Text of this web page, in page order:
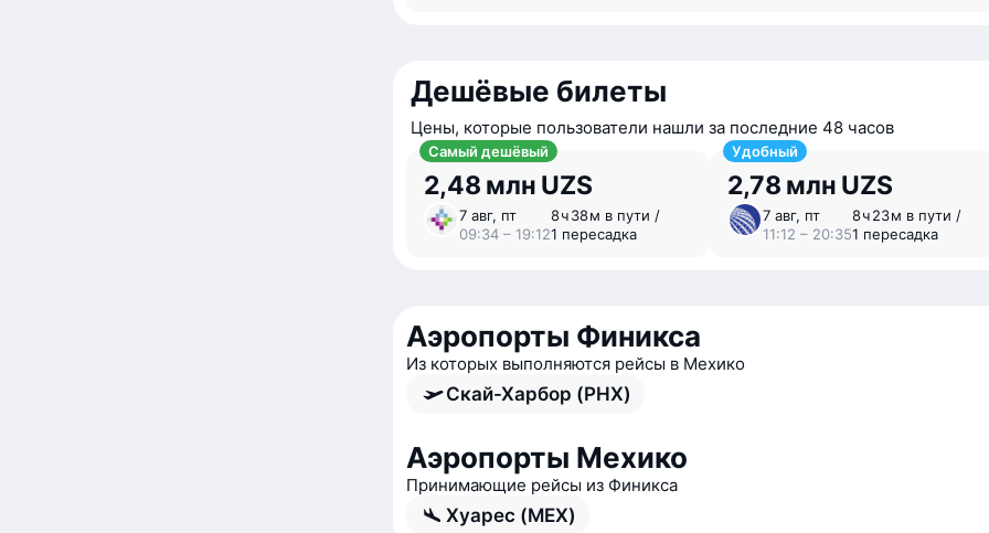
Дешёвые билеты
Цены, которые пользователи нашли за последние 48 часов
Самый дешёвый
2,48 млн UZS
7 авг, пт
09:34 – 19:12
8 ⁠ч 38 ⁠м в пути /
1 пересадка
Удобный
2,78 млн UZS
7 авг, пт
11:12 – 20:35
8 ⁠ч 23 ⁠м в пути /
1 пересадка
Аэропорты Финикса
Из которых выполняются рейсы в Мехико
Скай-Харбор (PHX)
Аэропорты Мехико
Принимающие рейсы из Финикса
Хуарес (MEX)